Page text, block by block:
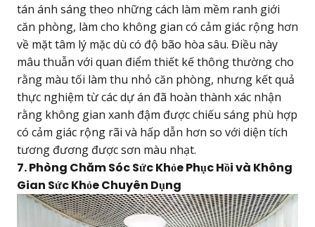
tán ánh sáng theo những cách làm mềm ranh giới
căn phòng, làm cho không gian có cảm giác rộng hơn
về mặt tâm lý mặc dù có độ bão hòa sâu. Điều này
mâu thuẫn với quan điểm thiết kế thông thường cho
rằng màu tối làm thu nhỏ căn phòng, nhưng kết quả
thực nghiệm từ các dự án đã hoàn thành xác nhận
rằng không gian xanh đậm được chiếu sáng phù hợp
có cảm giác rộng rãi và hấp dẫn hơn so với diện tích
tương đương được sơn màu nhạt.
7. Phòng Chăm Sóc Sức Khỏe Phục Hồi và Không
Gian Sức Khỏe Chuyên Dụng